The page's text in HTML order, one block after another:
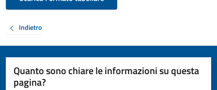
Indietro
Quanto sono chiare le informazioni su questa
pagina?